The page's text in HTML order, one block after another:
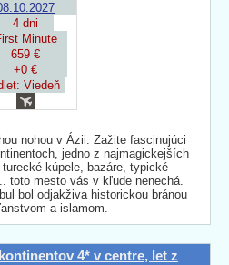
4 dni
Minute
659 €
+0 €
Viedeň
nohou v Ázii. Zažite fascinujúci
jedno z najmagickejších
kúpele, bazáre, typické
toto mesto vás v kľude nenechá.
bol odjakživa historickou bránou
a islamom.
4* v centre, let z